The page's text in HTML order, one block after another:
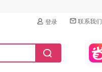
登录 联系我们